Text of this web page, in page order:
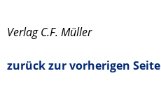
Verlag C.F. Müller
zurück zur vorherigen Seite